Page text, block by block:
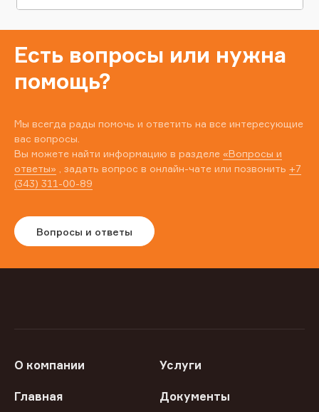
Есть вопросы или нужна
помощь?
Мы всегда рады помочь и ответить на все интересующие
вас вопросы.
Вы можете найти информацию в разделе «Вопросы и
ответы» , задать вопрос в онлайн-чате или позвонить +7
(343) 311-00-89
Вопросы и ответы
О компании Услуги
Главная Документы